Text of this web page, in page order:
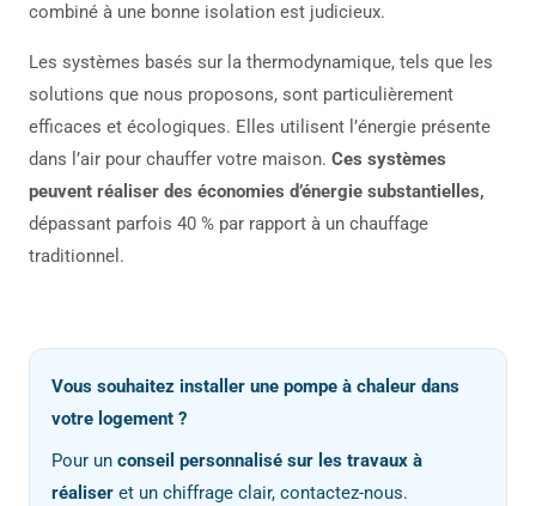
combiné à une bonne isolation est judicieux.
Les systèmes basés sur la thermodynamique, tels que les
solutions que nous proposons, sont particulièrement
efficaces et écologiques. Elles utilisent l’énergie présente
dans l’air pour chauffer votre maison. Ces systèmes
peuvent réaliser des économies d’énergie substantielles,
dépassant parfois 40 % par rapport à un chauffage
traditionnel.
Vous souhaitez installer une pompe à chaleur dans
votre logement ?
Pour un conseil personnalisé sur les travaux à
réaliser et un chiffrage clair, contactez-nous.